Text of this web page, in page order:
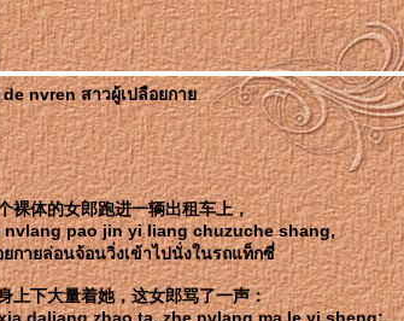
de nvren สาวผู้เปลือยกา
体的女郎跑进一辆出租车上，
pao jin yi liang chuzuche shang,
ยกายล่อนจ้อนวิ่งเข้าไปนั่งในรถแท็กซี่
上下大量着她，这女郎骂了一声：